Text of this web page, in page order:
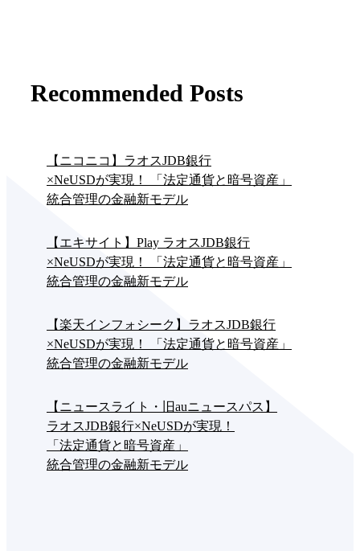
Recommended Posts
【ニコニコ】ラオスJDB銀行
×NeUSDが実現！ 「法定通貨と暗号資産」
統合管理の金融新モデル
【エキサイト】Play ラオスJDB銀行
×NeUSDが実現！ 「法定通貨と暗号資産」
統合管理の金融新モデル
【楽天インフォシーク】ラオスJDB銀行
×NeUSDが実現！ 「法定通貨と暗号資産」
統合管理の金融新モデル
【ニュースライト・旧auニュースパス】
ラオスJDB銀行×NeUSDが実現！
「法定通貨と暗号資産」
統合管理の金融新モデル